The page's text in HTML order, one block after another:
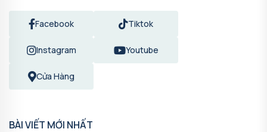
Facebook Tiktok
Instagram Youtube
Cửa Hàng
BÀI VIẾT MỚI NHẤT